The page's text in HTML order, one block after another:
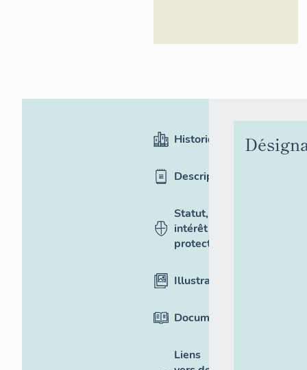
Historique
Description
Statut,
intérêt et
protection
Illustrations
Documentation
Liens